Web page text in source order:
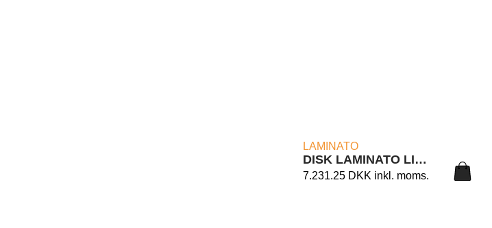
LAMINATO
DISK LAMINATO LIGHT 6/105B
7.231.25 DKK inkl. moms.